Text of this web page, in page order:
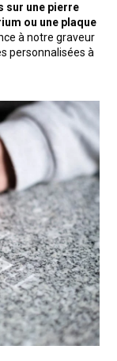
sur une pierre
ou une plaque
à notre graveur
personnalisées à